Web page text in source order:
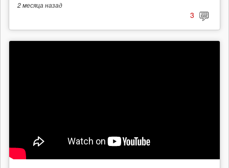
2 месяцаназад
3